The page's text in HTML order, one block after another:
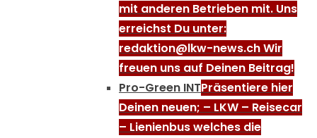
mit anderen Betrieben mit. Uns
erreichst Du unter:
redaktion@lkw-news.ch Wir
freuen uns auf Deinen Beitrag!
Pro-Green INTPräsentiere hier
Deinen neuen; – LKW – Reisecar
– Lienienbus welches die